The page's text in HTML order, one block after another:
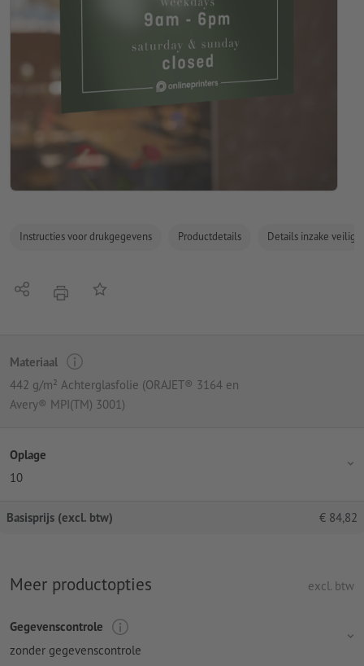
Instructies voor drukgegevens Productdetails Details inzake
Delen afdrukkenOp de lijst
Materiaal
442 g/m² Achterglasfolie (ORAJET® 3164 en
Avery® MPI(TM) 3001)
Oplage
10
Basisprijs (excl. btw) € 84,82
Meer productopties excl. btw
Gegevenscontrole
zonder gegevenscontrole